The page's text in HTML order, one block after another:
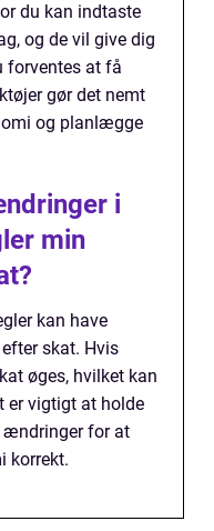
du kan indtaste
og de vil give dig
forventes at få
gør det nemt
og planlægge
i
min
kan have
skat. Hvis
øges, hvilket kan
er vigtigt at holde
ændringer for at
korrekt.